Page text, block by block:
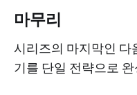
마무리
시리즈의 마지막인 다
기를 단일 전략으로